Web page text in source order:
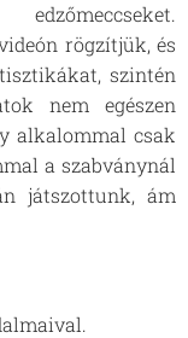
rögzítjük, és
szintén
nem egészen
alkalommal csak
a szabványnál
játszottunk, ám